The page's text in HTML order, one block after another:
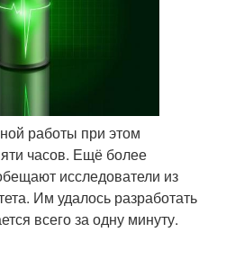
работы при этом
часов. Ещё более
исследователи из
Им удалось разработать
всего за одну минуту.